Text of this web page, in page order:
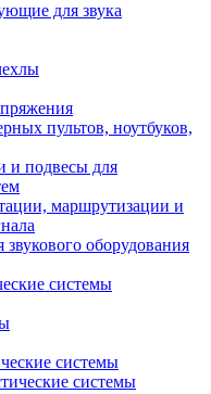
для звука
пультов, ноутбуков,
и подвесы для
маршрутизации и
оборудования
системы
системы
системы